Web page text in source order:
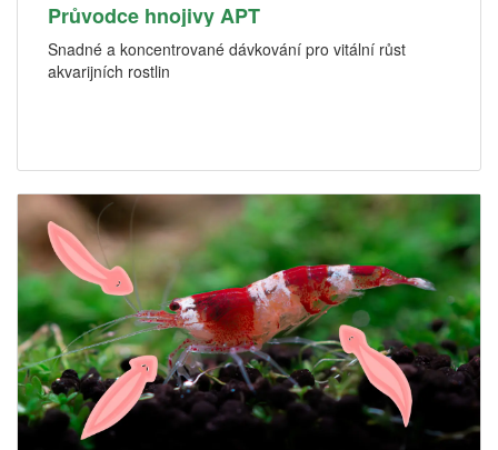
Průvodce hnojivy APT
Snadné a koncentrované dávkování pro vitální růst
akvarijních rostlin